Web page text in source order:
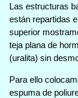
Las estructuras
están repartidas
superior
teja plana de
(uralita) sin
Para ello
espuma de